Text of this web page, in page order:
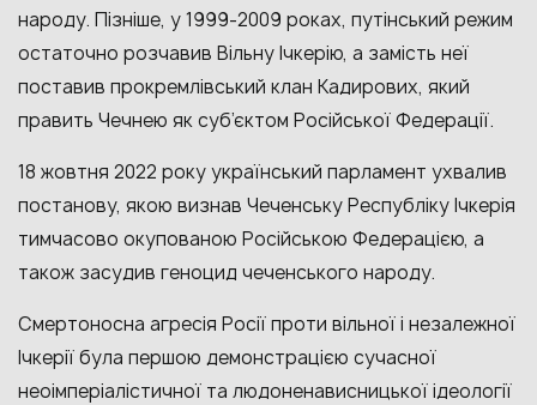
народу. Пізніше, у 1999-2009 роках, путінський режим
остаточно розчавив Вільну Ічкерію, а замість неї
поставив прокремлівський клан Кадирових, який
править Чечнею як суб’єктом Російської Федерації.
18 жовтня 2022 року український парламент ухвалив
постанову, якою визнав Чеченську Республіку Ічкерія
тимчасово окупованою Російською Федерацією, а
також засудив геноцид чеченського народу.
Смертоносна агресія Росії проти вільної і незалежної
Ічкерії була першою демонстрацією сучасної
неоімперіалістичної та людоненависницької ідеології